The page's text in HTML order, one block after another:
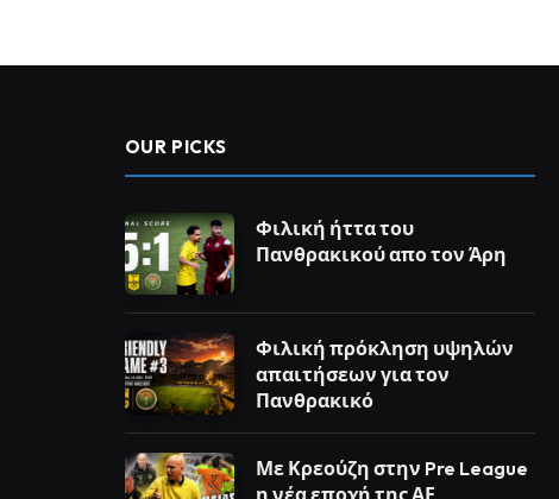
OUR PICKS
Φιλική ήττα του
Πανθρακικού απο τον Άρη
Φιλική πρόκληση υψηλών
απαιτήσεων για τον
Πανθρακικό
Με Κρεούζη στην Pre League